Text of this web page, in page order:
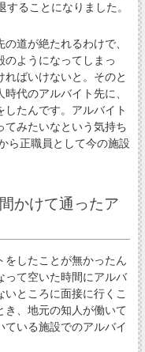
ることになりました。
道が絶たれるわけで、
のようになってしまっ
ばいけないと。そのと
代のアルバイト先に、
したんです。アルバイト
てみたいなという気持ち
ら正職員として今の施設
かけて通ったア
したことが無かったん
って空いた時間にアルバ
ところに面接に行くこ
き、地元の知人が働いて
ている施設でのアルバイ